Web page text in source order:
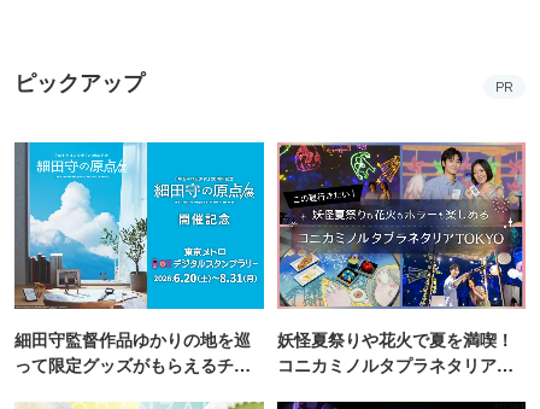
ピックアップ PR
細田守監督作品ゆかりの地を巡
って限定グッズがもらえるチャ
妖怪夏祭りや花火で夏を満喫！
コニカミノルタプラネタリア